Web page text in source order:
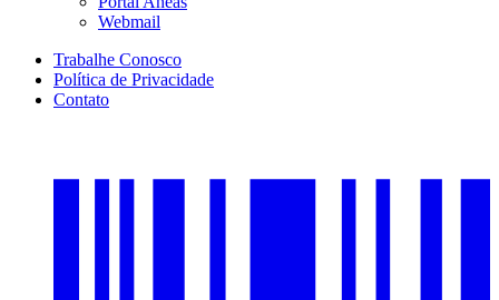
Webmail
Trabalhe Conosco
Política de Privacidade
Contato